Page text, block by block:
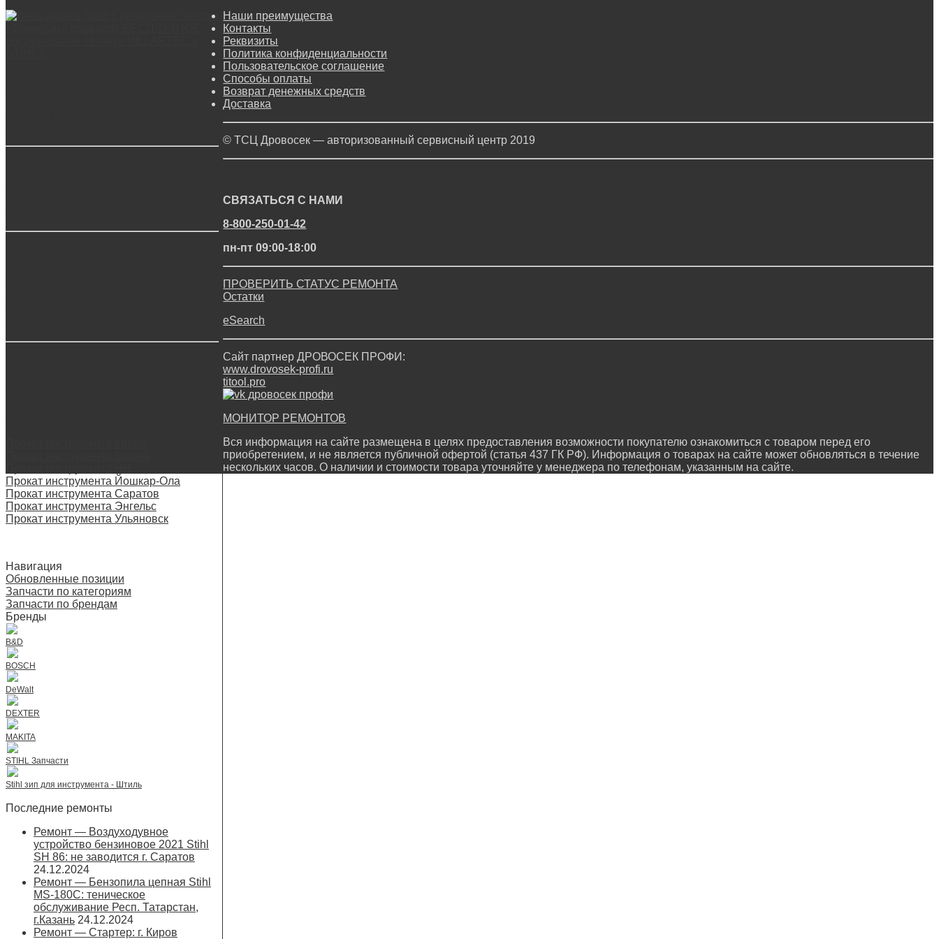
Прокат инструмента Йошкар-Ола
Прокат инструмента Саратов
Прокат инструмента Энгельс
Прокат инструмента Ульяновск
Навигация
Обновленные позиции
Запчасти по категориям
Запчасти по брендам
Бренды
B&D
BOSCH
DeWalt
DEXTER
MAKITA
STIHL Запчасти
Stihl зип для инструмента - Штиль
Последние ремонты
Ремонт — Воздуходувное
устройство бензиновое 2021 Stihl
SH 86: не заводится г. Саратов
24.12.2024
Ремонт — Бензопила цепная Stihl
MS-180С: теническое
обслуживание Респ. Татарстан,
г.Казань 24.12.2024
Ремонт — Стартер: г. Киров
Наши преимущества
Контакты
Реквизиты
Политика конфиденциальности
Пользовательское соглашение
Способы оплаты
Возврат денежных средств
Доставка
© ТСЦ Дровосек — авторизованный сервисный центр 2019
СВЯЗАТЬСЯ С НАМИ
8-800-250-01-42
пн-пт 09:00-18:00
ПРОВЕРИТЬ СТАТУС РЕМОНТА
Остатки
eSearch
Сайт партнер ДРОВОСЕК ПРОФИ:
www.drovosek-profi.ru
titool.pro
МОНИТОР РЕМОНТОВ
Вся информация на сайте размещена в целях предоставления возможности покупателю ознакомиться с товаром перед его
приобретением, и не является публичной офертой (статья 437 ГК РФ). Информация о товарах на сайте может обновляться в течение
нескольких часов. О наличии и стоимости товара уточняйте у менеджера по телефонам, указанным на сайте.